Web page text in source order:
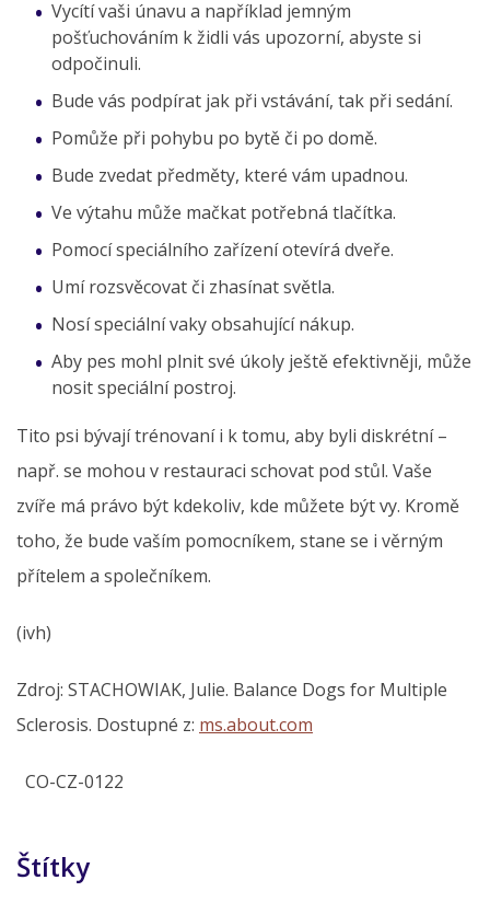
Vycítí vaši únavu a například jemným
pošťuchováním k židli vás upozorní, abyste si
odpočinuli.
Bude vás podpírat jak při vstávání, tak při sedání.
Pomůže při pohybu po bytě či po domě.
Bude zvedat předměty, které vám upadnou.
Ve výtahu může mačkat potřebná tlačítka.
Pomocí speciálního zařízení otevírá dveře.
Umí rozsvěcovat či zhasínat světla.
Nosí speciální vaky obsahující nákup.
Aby pes mohl plnit své úkoly ještě efektivněji, může
nosit speciální postroj.
Tito psi bývají trénovaní i k tomu, aby byli diskrétní –
např. se mohou v restauraci schovat pod stůl. Vaše
zvíře má právo být kdekoliv, kde můžete být vy. Kromě
toho, že bude vaším pomocníkem, stane se i věrným
přítelem a společníkem.
(ivh)
Zdroj: STACHOWIAK, Julie. Balance Dogs for Multiple
Sclerosis. Dostupné z: ms.about.com
CO-CZ-0122
Štítky